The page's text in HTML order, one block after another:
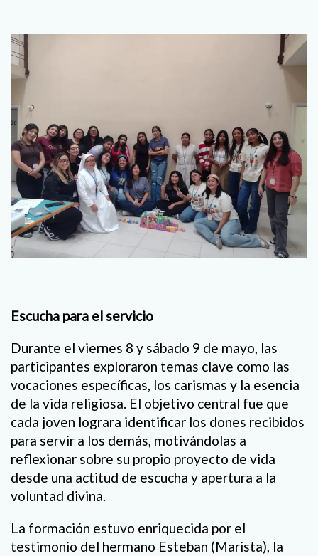
Escucha para el servicio
Durante el viernes 8 y sábado 9 de mayo, las
participantes exploraron temas clave como las
vocaciones específicas, los carismas y la esencia
de la vida religiosa. El objetivo central fue que
cada joven lograra identificar los dones recibidos
para servir a los demás, motivándolas a
reflexionar sobre su propio proyecto de vida
desde una actitud de escucha y apertura a la
voluntad divina.
La formación estuvo enriquecida por el
testimonio del hermano Esteban (Marista), la